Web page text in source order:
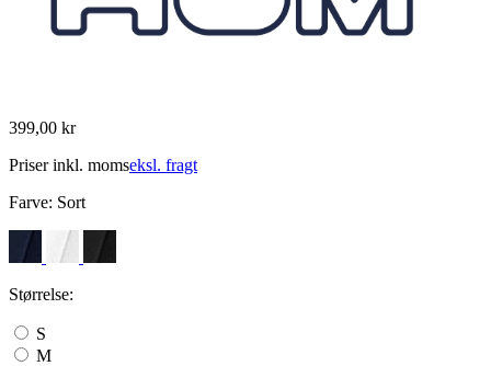
399,00 kr
Priser inkl. momseksl. fragt
Farve: Sort
Størrelse:
S
M